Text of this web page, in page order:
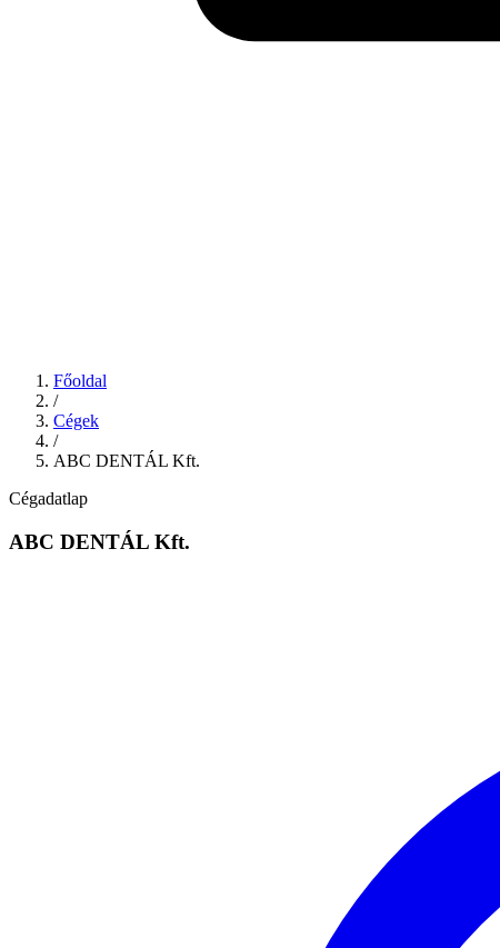
Főoldal
/
Cégek
/
ABC DENTÁL Kft.
Cégadatlap
ABC DENTÁL Kft.